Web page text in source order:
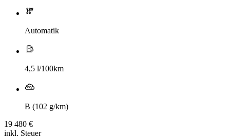
Automatik
4,5 l/100km
B (102 g/km)
19 480 €
inkl. Steuer